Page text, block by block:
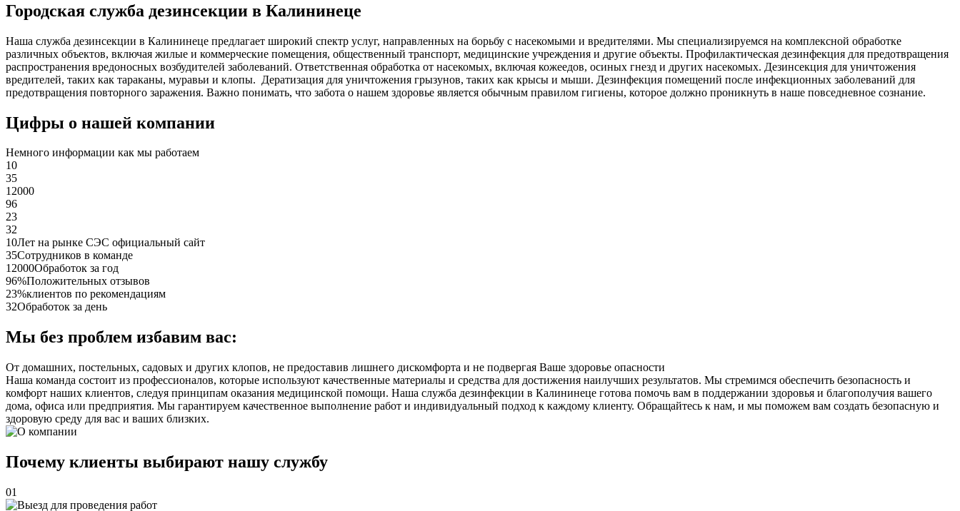
Городская служба дезинсекции в Калининеце
Наша служба дезинсекции в Калининеце предлагает широкий спектр услуг, направленных на борьбу с насекомыми и вредителями. Мы специализируемся на комплексной обработке
различных объектов, включая жилые и коммерческие помещения, общественный транспорт, медицинские учреждения и другие объекты. Профилактическая дезинфекция для предотвращения
распространения вредоносных возбудителей заболеваний. Ответственная обработка от насекомых, включая кожеедов, осиных гнезд и других насекомых. Дезинсекция для уничтожения
вредителей, таких как тараканы, муравьи и клопы. Дератизация для уничтожения грызунов, таких как крысы и мыши. Дезинфекция помещений после инфекционных заболеваний для
предотвращения повторного заражения. Важно понимать, что забота о нашем здоровье является обычным правилом гигиены, которое должно проникнуть в наше повседневное сознание.
Цифры о нашей компании
Немного информации как мы работаем
10
35
12000
96
23
32
10Лет на рынке СЭС официальный сайт
35Сотрудников в команде
12000Обработок за год
96%Положительных отзывов
23%клиентов по рекомендациям
32Обработок за день
Мы без проблем избавим вас:
От домашних, постельных, садовых и других клопов, не предоставив лишнего дискомфорта и не подвергая Ваше здоровье опасности
Наша команда состоит из профессионалов, которые используют качественные материалы и средства для достижения наилучших результатов. Мы стремимся обеспечить безопасность и
комфорт наших клиентов, следуя принципам оказания медицинской помощи. Наша служба дезинфекции в Калининеце готова помочь вам в поддержании здоровья и благополучия вашего
дома, офиса или предприятия. Мы гарантируем качественное выполнение работ и индивидуальный подход к каждому клиенту. Обращайтесь к нам, и мы поможем вам создать безопасную и
здоровую среду для вас и ваших близких.
Почему клиенты выбирают нашу службу
01